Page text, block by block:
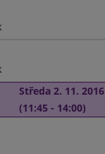
Středa 2. 11. 2016
(11:45 - 14:00)